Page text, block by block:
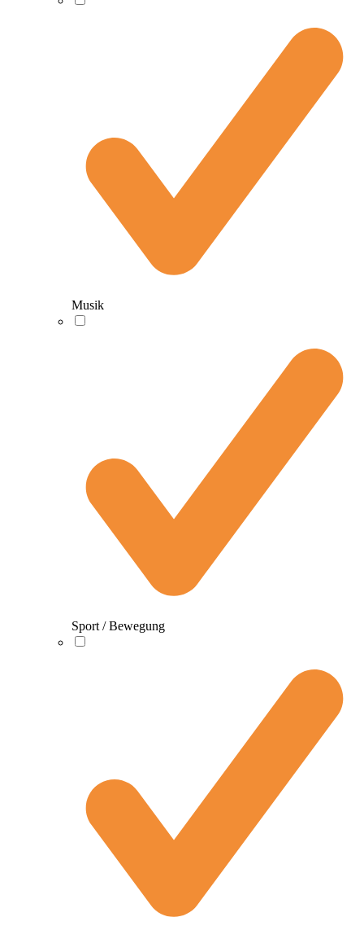
Musik
Sport / Bewegung